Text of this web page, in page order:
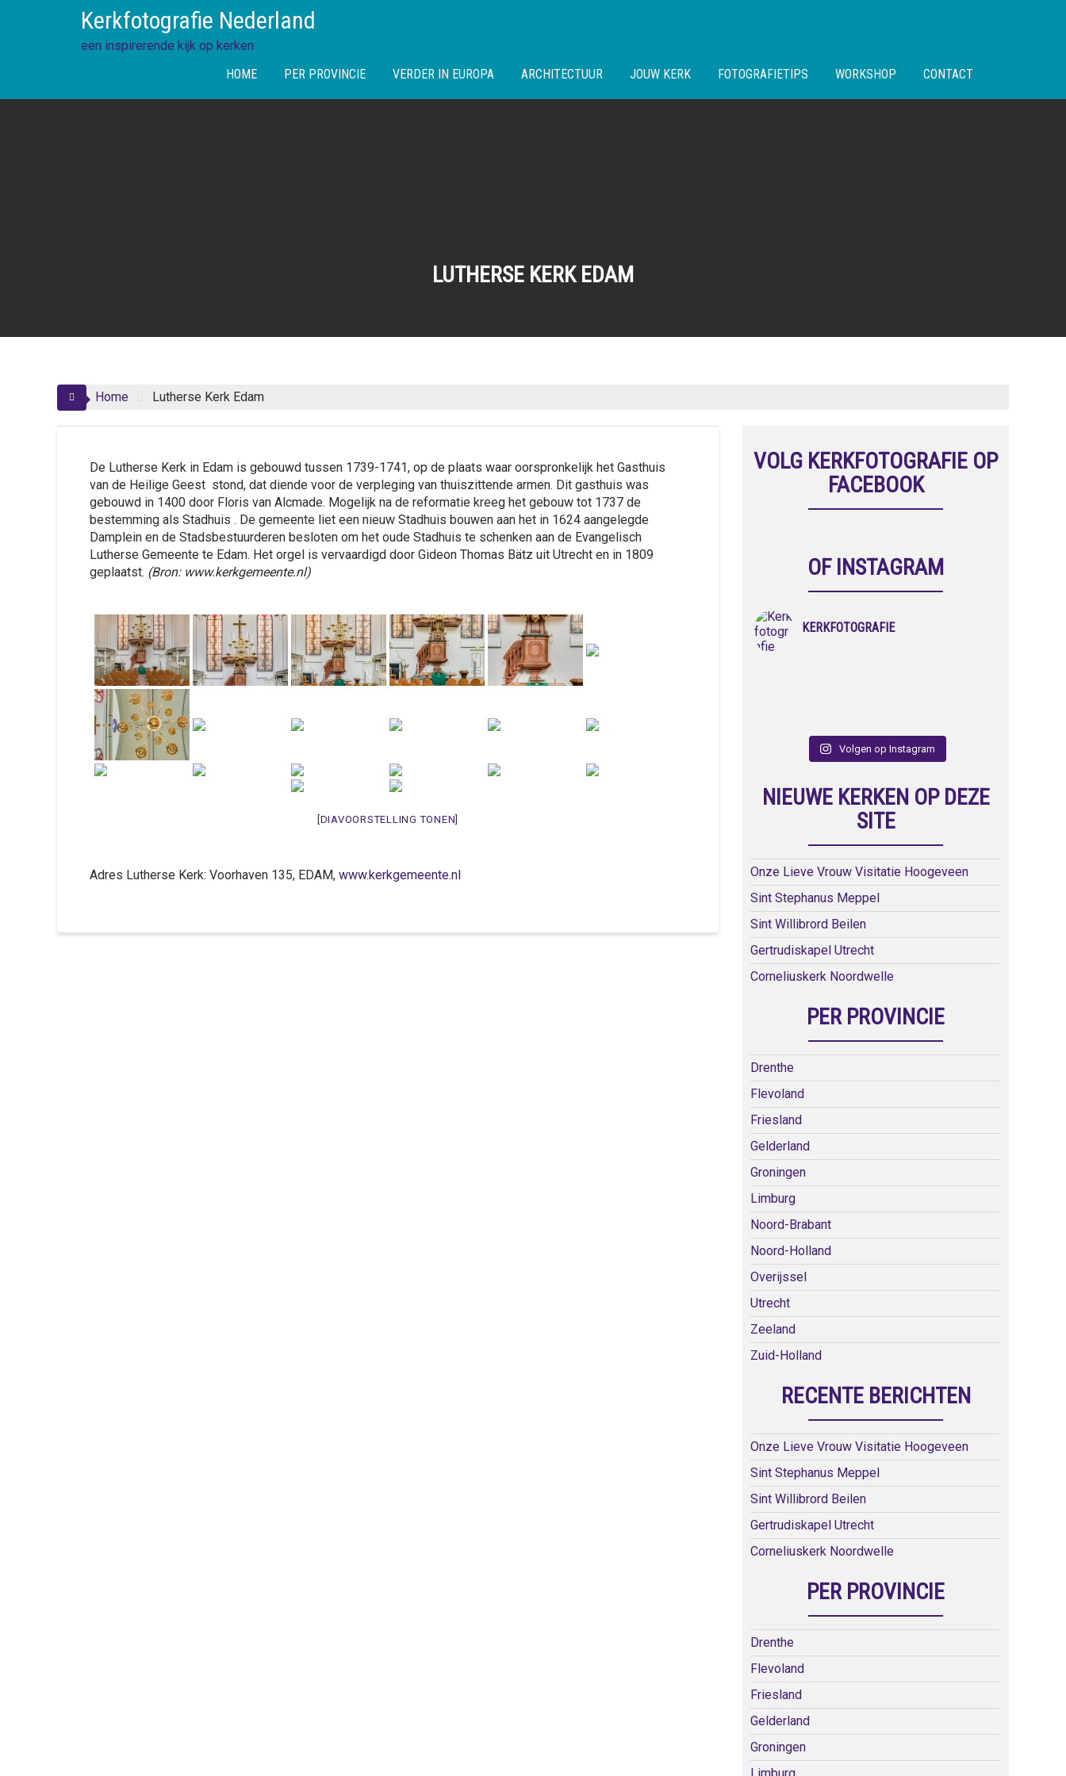
Kerkfotografie Nederland
een inspirerende kijk op kerken
HOME
PER PROVINCIE VERDER IN EUROPA ARCHITECTUUR JOUW KERK FOTOGRAFIETIPS WORKSHOP CONTACT
LUTHERSE KERK EDAM
Home Lutherse Kerk Edam
De Lutherse Kerk in Edam is gebouwd tussen 1739-1741, op de plaats waar oorspronkelijk het Gasthuis
van de Heilige Geest stond, dat diende voor de verpleging van thuiszittende armen. Dit gasthuis was
gebouwd in 1400 door Floris van Alcmade. Mogelijk na de reformatie kreeg het gebouw tot 1737 de
bestemming als Stadhuis . De gemeente liet een nieuw Stadhuis bouwen aan het in 1624 aangelegde
Damplein en de Stadsbestuurderen besloten om het oude Stadhuis te schenken aan de Evangelisch
Lutherse Gemeente te Edam. Het orgel is vervaardigd door Gideon Thomas Bätz uit Utrecht en in 1809
geplaatst. (Bron: www.kerkgemeente.nl)
[DIAVOORSTELLING TONEN]
Adres Lutherse Kerk: Voorhaven 135, EDAM, www.kerkgemeente.nl
VOLG KERKFOTOGRAFIE OP
FACEBOOK
OF INSTAGRAM
KERKFOTOGRAFIE
Volgen op Instagram
NIEUWE KERKEN OP DEZE
SITE
Onze Lieve Vrouw Visitatie Hoogeveen
Sint Stephanus Meppel
Sint Willibrord Beilen
Gertrudiskapel Utrecht
Corneliuskerk Noordwelle
PER PROVINCIE
Drenthe
Flevoland
Friesland
Gelderland
Groningen
Limburg
Noord-Brabant
Noord-Holland
Overijssel
Utrecht
Zeeland
Zuid-Holland
RECENTE BERICHTEN
Onze Lieve Vrouw Visitatie Hoogeveen
Sint Stephanus Meppel
Sint Willibrord Beilen
Gertrudiskapel Utrecht
Corneliuskerk Noordwelle
PER PROVINCIE
Drenthe
Flevoland
Friesland
Gelderland
Groningen